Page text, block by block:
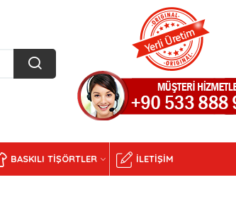
BASKILI TIŞÖRTLER İLETIŞIM